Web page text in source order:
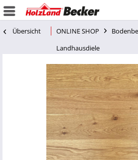
Übersicht ONLINE SHOP
Landhausdiele